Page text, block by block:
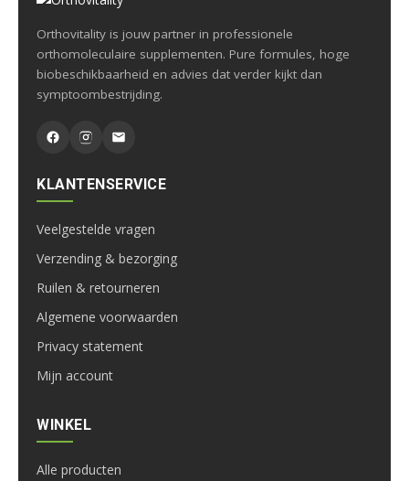
Orthovitality is jouw partner in professionele
orthomoleculaire supplementen. Pure formules, hoge
biobeschikbaarheid en advies dat verder kijkt dan
symptoombestrijding.
KLANTENSERVICE
Veelgestelde vragen
Verzending & bezorging
Ruilen & retourneren
Algemene voorwaarden
Privacy statement
Mijn account
WINKEL
Alle producten